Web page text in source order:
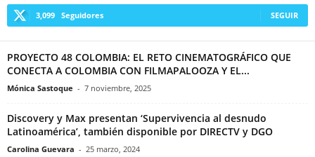
3,099 Seguidores SEGUIR
PROYECTO 48 COLOMBIA: EL RETO CINEMATOGRÁFICO QUE
CONECTA A COLOMBIA CON FILMAPALOOZA Y EL...
Mónica Sastoque - 7 noviembre, 2025
Discovery y Max presentan ‘Supervivencia al desnudo
Latinoamérica’, también disponible por DIRECTV y DGO
Carolina Guevara - 25 marzo, 2024